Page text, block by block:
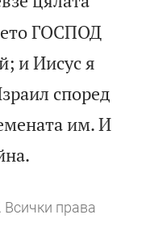
ГОСПОД
и Иисус я
според
им. И
Всички права